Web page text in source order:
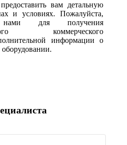
вам детальную
и условиях. Пожалуйста,
для получения
коммерческого
информации о